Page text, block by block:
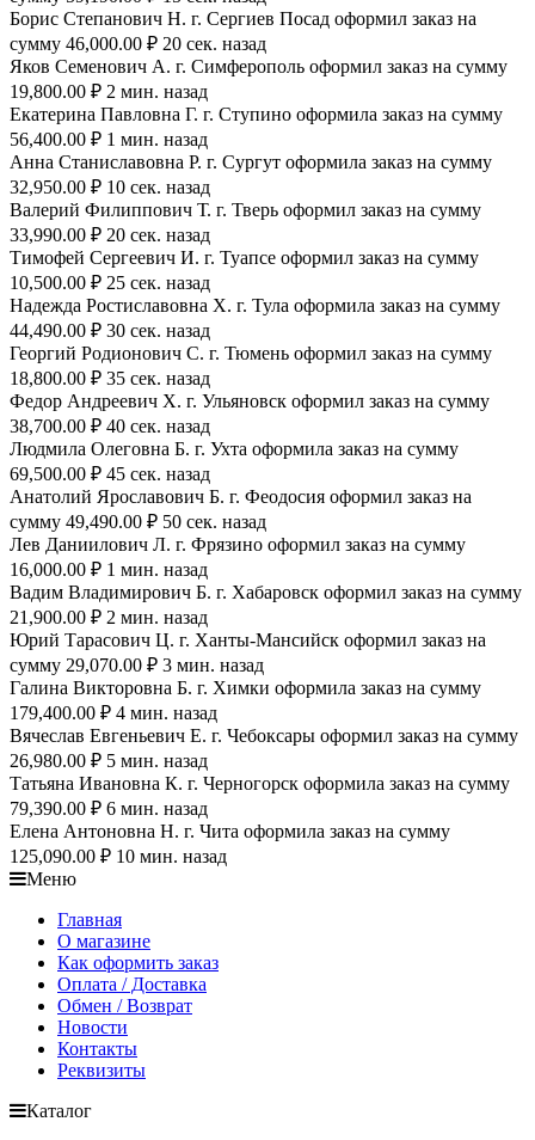
Борис Степанович Н. г. Сергиев Посад оформил заказ на
сумму 46,000.00 ₽ 20 сек. назад
Яков Семенович А. г. Симферополь оформил заказ на сумму
19,800.00 ₽ 2 мин. назад
Екатерина Павловна Г. г. Ступино оформила заказ на сумму
56,400.00 ₽ 1 мин. назад
Анна Станиславовна Р. г. Сургут оформила заказ на сумму
32,950.00 ₽ 10 сек. назад
Валерий Филиппович Т. г. Тверь оформил заказ на сумму
33,990.00 ₽ 20 сек. назад
Тимофей Сергеевич И. г. Туапсе оформил заказ на сумму
10,500.00 ₽ 25 сек. назад
Надежда Ростиславовна Х. г. Тула оформила заказ на сумму
44,490.00 ₽ 30 сек. назад
Георгий Родионович С. г. Тюмень оформил заказ на сумму
18,800.00 ₽ 35 сек. назад
Федор Андреевич Х. г. Ульяновск оформил заказ на сумму
38,700.00 ₽ 40 сек. назад
Людмила Олеговна Б. г. Ухта оформила заказ на сумму
69,500.00 ₽ 45 сек. назад
Анатолий Ярославович Б. г. Феодосия оформил заказ на
сумму 49,490.00 ₽ 50 сек. назад
Лев Даниилович Л. г. Фрязино оформил заказ на сумму
16,000.00 ₽ 1 мин. назад
Вадим Владимирович Б. г. Хабаровск оформил заказ на сумму
21,900.00 ₽ 2 мин. назад
Юрий Тарасович Ц. г. Ханты-Мансийск оформил заказ на
сумму 29,070.00 ₽ 3 мин. назад
Галина Викторовна Б. г. Химки оформила заказ на сумму
179,400.00 ₽ 4 мин. назад
Вячеслав Евгеньевич Е. г. Чебоксары оформил заказ на сумму
26,980.00 ₽ 5 мин. назад
Татьяна Ивановна К. г. Черногорск оформила заказ на сумму
79,390.00 ₽ 6 мин. назад
Елена Антоновна Н. г. Чита оформила заказ на сумму
125,090.00 ₽ 10 мин. назад
Меню
Главная
О магазине
Как оформить заказ
Оплата / Доставка
Обмен / Возврат
Новости
Контакты
Реквизиты
Каталог